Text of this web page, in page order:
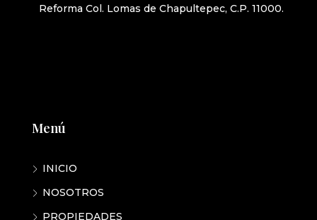
Reforma Col. Lomas de Chapultepec, C.P. 11000.
Menú
INICIO
NOSOTROS
PROPIEDADES